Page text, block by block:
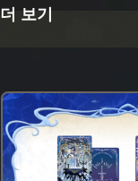
더 보기